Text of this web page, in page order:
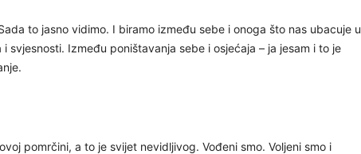
to jasno vidimo. I biramo između sebe i onoga što nas ubacuje u
svjesnosti. Između poništavanja sebe i osjećaja – ja jesam i to je
pomrčini, a to je svijet nevidljivog. Vođeni smo. Voljeni smo i